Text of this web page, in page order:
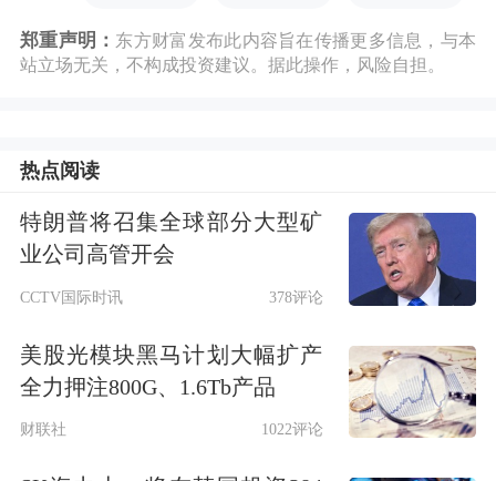
郑重声明： 东方财富发布此内容旨在传播更多信息，与本
站立场无关，不构成投资建议。据此操作，风险自担。
热点阅读
特朗普将召集全球部分大型矿
业公司高管开会
CCTV国际时讯 378评论
美股光模块黑马计划大幅扩产
全力押注800G、1.6Tb产品
财联社 1022评论